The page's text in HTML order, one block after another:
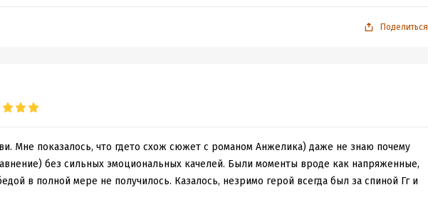
Поделиться
Мне показалось, что гдето схож сюжет с романом Анжелика) даже не знаю почему
без сильных эмоциональных качелей. Были моменты вроде как напряженные,
в полной мере не получилось. Казалось, незримо герой всегда был за спиной Гг и